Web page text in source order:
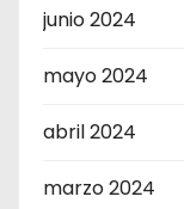
junio 2024
mayo 2024
abril 2024
marzo 2024